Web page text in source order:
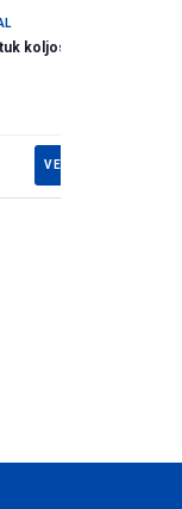
koljos
VER FICHA